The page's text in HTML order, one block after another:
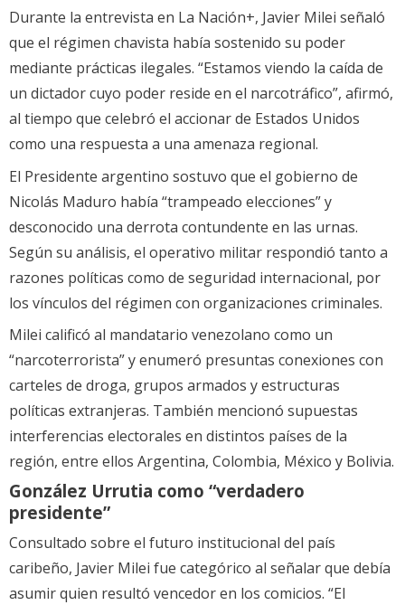
Durante la entrevista en La Nación+, Javier Milei señaló
que el régimen chavista había sostenido su poder
mediante prácticas ilegales. “Estamos viendo la caída de
un dictador cuyo poder reside en el narcotráfico”, afirmó,
al tiempo que celebró el accionar de Estados Unidos
como una respuesta a una amenaza regional.
El Presidente argentino sostuvo que el gobierno de
Nicolás Maduro había “trampeado elecciones” y
desconocido una derrota contundente en las urnas.
Según su análisis, el operativo militar respondió tanto a
razones políticas como de seguridad internacional, por
los vínculos del régimen con organizaciones criminales.
Milei calificó al mandatario venezolano como un
“narcoterrorista” y enumeró presuntas conexiones con
carteles de droga, grupos armados y estructuras
políticas extranjeras. También mencionó supuestas
interferencias electorales en distintos países de la
región, entre ellos Argentina, Colombia, México y Bolivia.
González Urrutia como “verdadero
presidente”
Consultado sobre el futuro institucional del país
caribeño, Javier Milei fue categórico al señalar que debía
asumir quien resultó vencedor en los comicios. “El